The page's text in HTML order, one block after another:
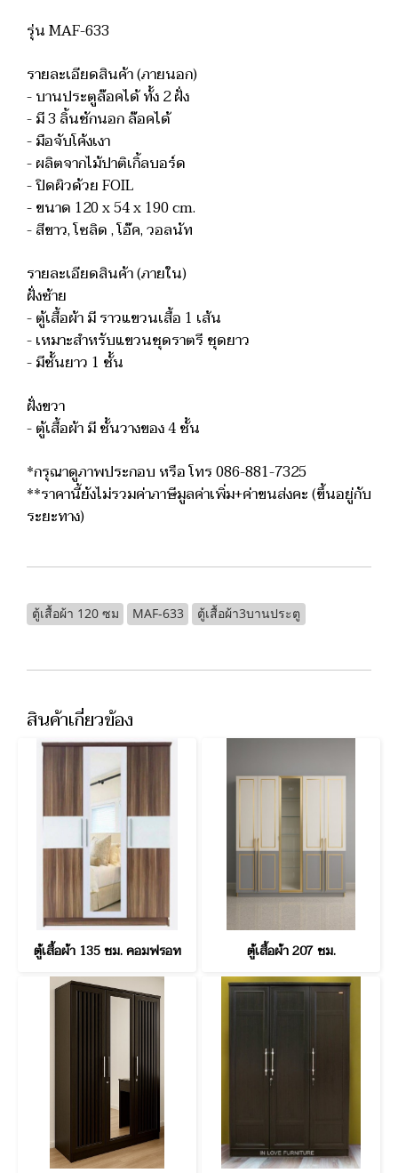
รุ่น MAF-633
รายละเอียดสินค้า (ภายนอก)
- บานประตูล๊อคได้ ทั้ง 2 ฝั่ง
- มี 3 ลิ้นชักนอก ล๊อคได้
- มือจับโค้งเงา
- ผลิตจากไม้ปาติเกิ้ลบอร์ด
- ปิดผิวด้วย FOIL
- ขนาด 120 x 54 x 190 cm.
- สีขาว, โซลิด , โอ๊ค, วอลนัท
รายละเอียดสินค้า (ภายใน)
ฝั่งซ้าย
- ตู้เสื้อผ้า มี ราวแขวนเสื้อ 1 เส้น
- เหมาะสำหรับแขวนชุดราตรี ชุดยาว
- มีชั้นยาว 1 ชั้น
ฝั่งขวา
- ตู้เสื้อผ้า มี ชั้นวางของ 4 ชั้น
*กรุณาดูภาพประกอบ หรือ โทร 086-881-7325
**ราคานี้ยังไม่รวมค่าภาษีมูลค่าเพิ่ม+ค่าขนส่งคะ (ขึ้นอยู่กับ
ระยะทาง)
ตู้เสื้อผ้า 120 ซม MAF-633 ตู้เสื้อผ้า3บานประตู
สินค้าเกี่ยวข้อง
ตู้เสื้อผ้า 135 ซม. คอมฟรอท ตู้เสื้อผ้า 207 ซม.